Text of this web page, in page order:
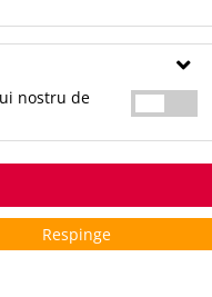
nostru de
Respinge